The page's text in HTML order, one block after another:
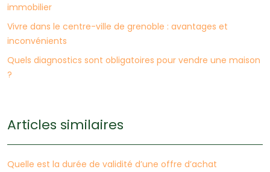
immobilier
Vivre dans le centre-ville de grenoble : avantages et
inconvénients
Quels diagnostics sont obligatoires pour vendre une maison
?
Articles similaires
Quelle est la durée de validité d’une offre d’achat